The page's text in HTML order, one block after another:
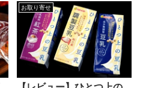
お取り寄せ